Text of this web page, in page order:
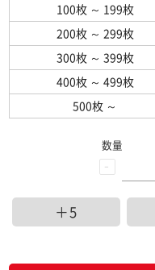
100枚 ～ 199枚
200枚 ～ 299枚
300枚 ～ 399枚
400枚 ～ 499枚
500枚 ～
-
数量
＋5